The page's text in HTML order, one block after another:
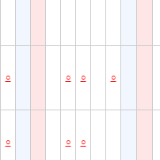
○ ○ ○ ○
○ ○ ○